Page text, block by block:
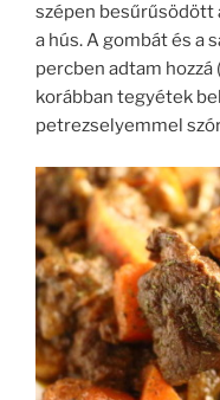
szépen besűrűsödött
a hús. A gombát és a
percben adtam
korábban tegyétek
petrezselyemmel